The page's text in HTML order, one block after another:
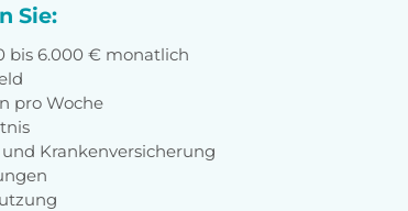
Sie:
bis 6.000 € monatlich
pro Woche
Krankenversicherung